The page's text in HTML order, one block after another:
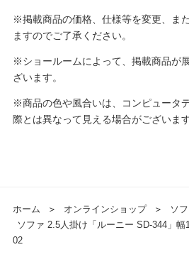
※掲載商品の価格、仕様等を変更、ま
ますのでご了承ください。
※ショールームによって、掲載商品が
ざいます。
※商品の色や風合いは、コンピュータ
際とは異なって見える場合がございます
ホーム ＞ オンラインショップ ＞ ソ
ソファ 2.5人掛け「ルーニー SD-344」
02